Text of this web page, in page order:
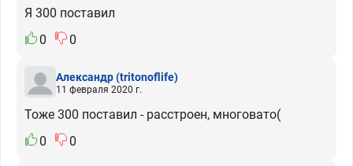
Я 300 поставил
0
0
Александр(tritonoflife)
11 февраля 2020 г.
Тоже 300 поставил - расстроен, многовато(
0
0